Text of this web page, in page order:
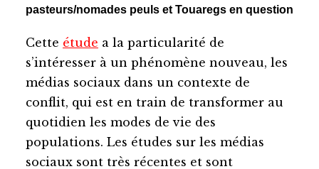
pasteurs/nomades peuls et Touaregs en question
Cette étude a la particularité de
s’intéresser à un phénomène nouveau, les
médias sociaux dans un contexte de
conflit, qui est en train de transformer au
quotidien les modes de vie des
populations. Les études sur les médias
sociaux sont très récentes et sont